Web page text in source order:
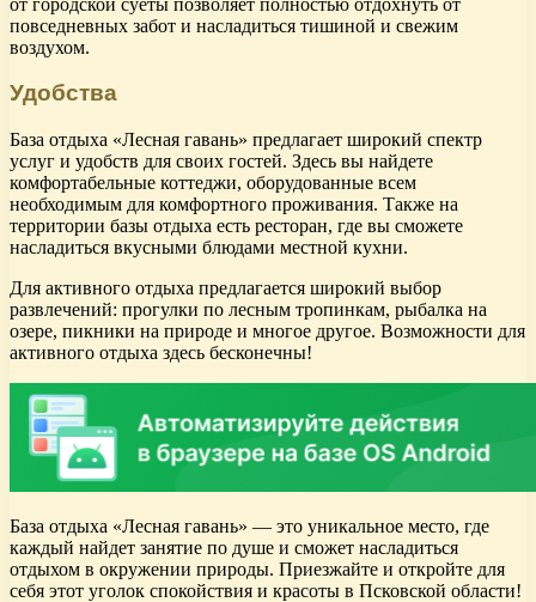
повседневных забот и насладиться тишиной и свежим
воздухом.
Удобства
База отдыха «Лесная гавань» предлагает широкий спектр
услуг и удобств для своих гостей. Здесь вы найдете
комфортабельные коттеджи, оборудованные всем
необходимым для комфортного проживания. Также на
территории базы отдыха есть ресторан, где вы сможете
насладиться вкусными блюдами местной кухни.
Для активного отдыха предлагается широкий выбор
развлечений: прогулки по лесным тропинкам, рыбалка на
озере, пикники на природе и многое другое. Возможности для
активного отдыха здесь бесконечны!
База отдыха «Лесная гавань» — это уникальное место, где
каждый найдет занятие по душе и сможет насладиться
отдыхом в окружении природы. Приезжайте и откройте для
себя этот уголок спокойствия и красоты в Псковской области!